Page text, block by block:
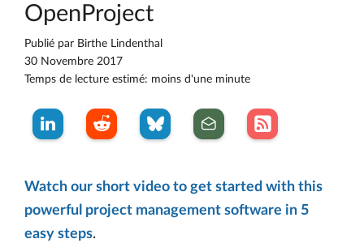
OpenProject
Publié par Birthe Lindenthal
30 Novembre 2017
Temps de lecture estimé: moins d'une minute
Watch our short video to get started with this
powerful project management software in 5
easy steps.